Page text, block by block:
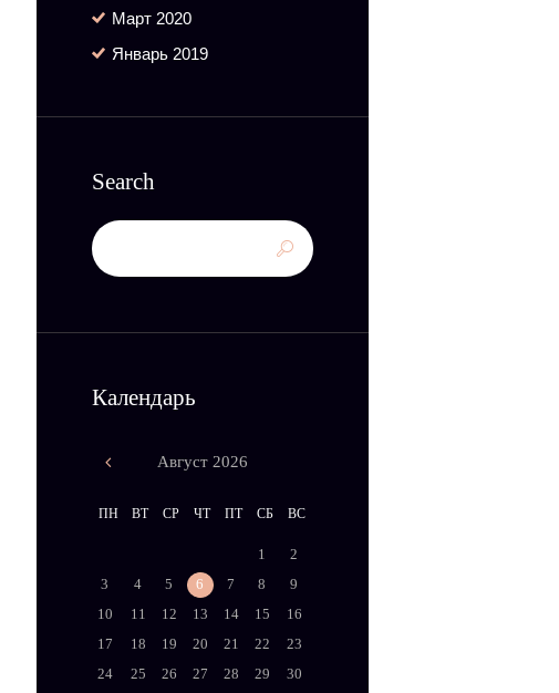
Март 2020
Январь 2019
Search
Календарь
Август 2026
ПН ВТ СР ЧТ ПТ СБ ВС
1
2
3
4 5 6 7 8
9
10
11 12 13 14 15
16
17
18 19 20 21 22
23
24
25 26 27 28 29
30